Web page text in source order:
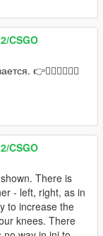
CSGO
👉👍🏻👍🏻👍🏻
CSGO
There is
- left, right, as in
to increase the
knees. There